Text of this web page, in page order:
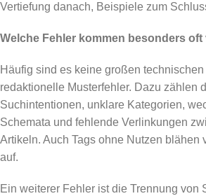
Vertiefung danach, Beispiele zum
Welche Fehler kommen besonders oft
Häufig sind es keine großen
redaktionelle Musterfehler. Dazu zählen
Suchintentionen, unklare Kategorien,
Schemata und fehlende Verlinkungen
Artikeln. Auch Tags ohne Nutzen blähen
auf.
Ein weiterer Fehler ist die Trennung von